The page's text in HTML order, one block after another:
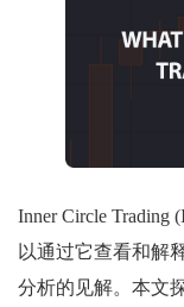
Inner Circle
以通过它查看和解
分析的见解。本文